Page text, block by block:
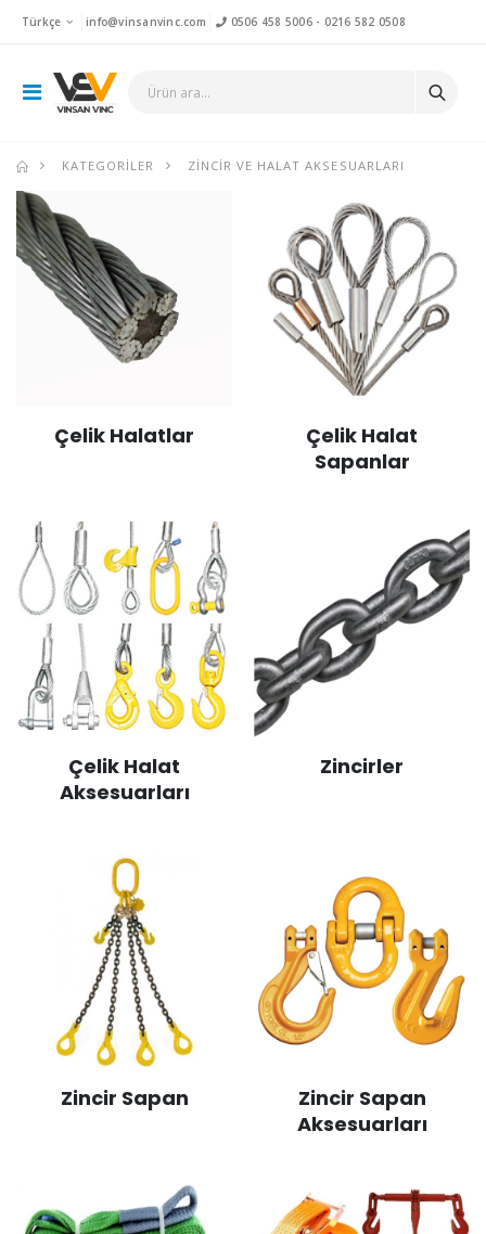
Türkçe info@vinsanvinc.com 0506 458 5006- 0216 582 0508
KATEGORILER ZINCIR VE HALAT AKSESUARLARI
Çelik Halatlar
Çelik Halat
Sapanlar
Çelik Halat
Aksesuarları
Zincirler
Zincir Sapan
Zincir Sapan
Aksesuarları